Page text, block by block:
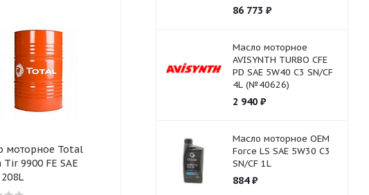
моторное Total
Tir 9900 FE SAE
Масло моторное Total
Rubia Tir 9900 FE SAE
5W30 20L
Масло
86 773 ₽
Масло моторное
AVISYNTH TURBO СFE
PD SAE 5W40 C3 SN/CF
4L (№40626)
2 940₽
Масло моторное OEM
Force LS SAE 5W30 C3
SN/CF 1L
884₽